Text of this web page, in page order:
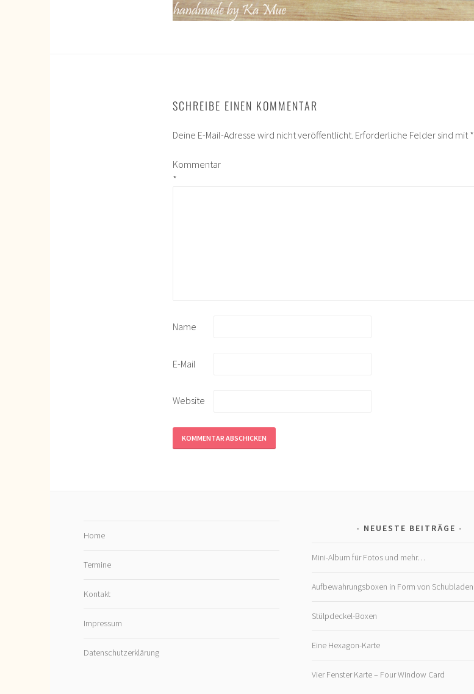
SCHREIBE EINEN KOMMENTAR
Deine E-Mail-Adresse wird nicht veröffentlicht. Erforderliche Felder sind mit *
Kommentar
*
Name
E-Mail
Website
Home
Termine
Kontakt
Impressum
Datenschutzerklärung
NEUESTE BEITRÄGE
Mini-Album für Fotos und mehr…
Aufbewahrungsboxen in Form von Schubladen
Stülpdeckel-Boxen
Eine Hexagon-Karte
Vier Fenster Karte – Four Window Card